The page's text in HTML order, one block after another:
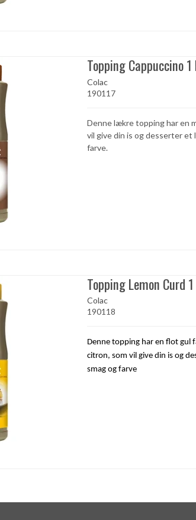
Topping Cappuccino
Colac
190117
Denne lækre topping har en
vil give din is og desserter et
farve.
Topping Lemon Curd
Colac
190118
Denne topping har en flot gul
citron, som vil give din is og
smag og farve